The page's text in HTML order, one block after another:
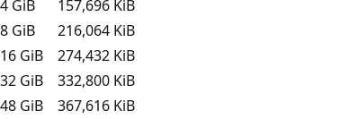
4 GiB
157,696 KiB
8 GiB
216,064 KiB
16 GiB
274,432 KiB
32 GiB
332,800 KiB
48 GiB
367,616 KiB